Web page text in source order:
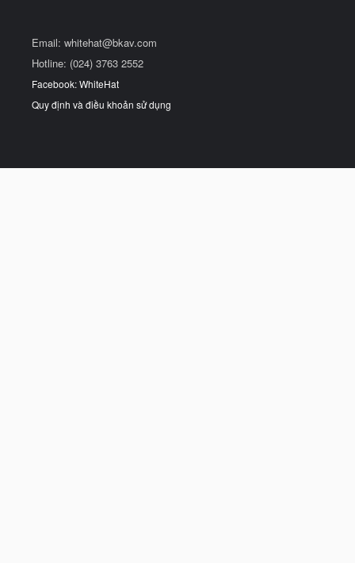
Email: whitehat@bkav.com
Hotline: (024) 3763 2552
Facebook: WhiteHat
Quy định và điều khoản sử dụng